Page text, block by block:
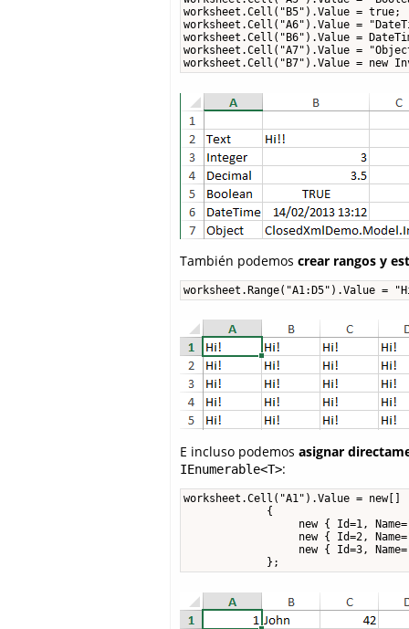
worksheet.Cell("B5").Value = true;
worksheet.Cell("A6").Value =
worksheet.Cell("B6").Value =
worksheet.Cell("A7").Value =
worksheet.Cell("B7").Value = new
También podemos crear rangos y
worksheet.Range("A1:D5").Value =
E incluso podemos asignar
IEnumerable<T>:
worksheet.Cell("A1").Value = new[]
             {
new { Id=1,
new { Id=2,
new { Id=3,
             };